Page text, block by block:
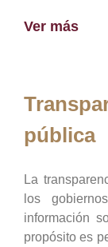
Ver más
pública
La
los
información
propósito es